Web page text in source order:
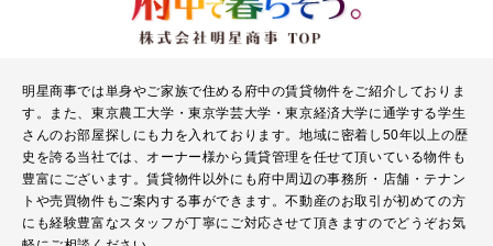
明星商事では単身やご家族で住める府中の賃貸物件をご紹介しておりま
す。また、東京農工大学・東京学芸大学・東京経済大学に通学する学生
さんのお部屋探しにも力を入れております。地域に密着し50年以上の歴
史を誇る当社では、オーナー様から賃貸管理を任せて頂いている物件も
豊富にございます。賃貸物件以外にも府中周辺の事務所・店舗・テナン
トや売買物件もご案内する事ができます。不動産のお取引が初めての方
にも経験豊富なスタッフが丁寧にご対応させて頂きますのでどうぞお気